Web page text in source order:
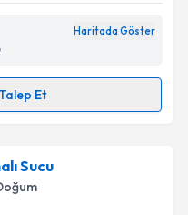
ilişkinAydınlatma
verilerimin belirtilen
ediyorum.
Gönder
Haritada Göster
Et
için randevu takvimi
randevu almanız
e-posta ile
Sucu